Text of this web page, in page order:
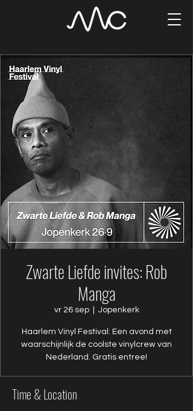
Zwarte Liefde invites: Rob
Manga
vr 26 sep
  |
Jopenkerk
Haarlem Vinyl Festival: Een avond met
waarschijnlijk de coolste vinylcrew van
Nederland. Gratis entree!
Time & Location